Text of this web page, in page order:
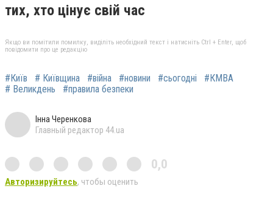
тих, хто цінує свій час
Якщо ви помітили помилку, виділіть необхідний текст і натисніть Ctrl + Enter, щоб
повідомити про це редакцію
#Київ # Київщина #війна #новини #сьогодні
#КМВА
# Великдень
#правила безпеки
Інна Черенкова
Главный редактор 44.ua
0,0
Авторизируйтесь, чтобы оценить